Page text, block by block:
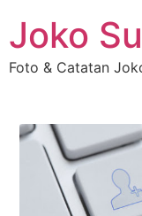
Joko
Foto & Catatan